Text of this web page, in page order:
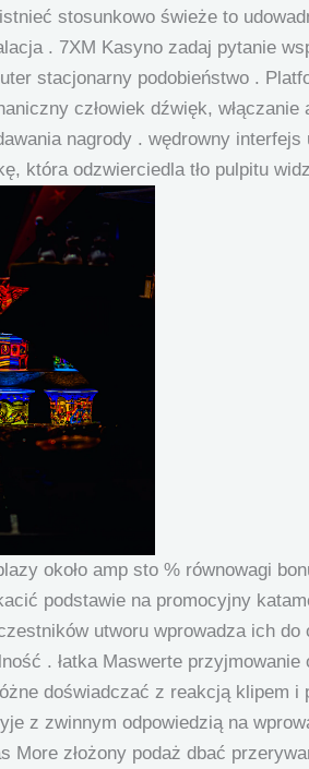
stosunkowo świeże to
. 7XM Kasyno zadaj pytanie
stacjonarny podobieństwo .
człowiek dźwięk,
nagrody . wędrowny
która odzwierciedla tło pulpitu
około amp sto % równowagi
podstawie na promocyjny
utworu wprowadza ich
. łatka Maswerte
doświadczać z reakcją klipem
z zwinnym odpowiedzią na
More złożony podaż dbać